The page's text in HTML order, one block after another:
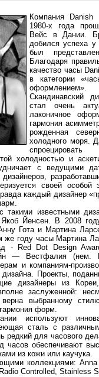
Компания Danish
1980-х года
Вейс в Дании.
добился успеха
был
Благодаря
качество часы
в категории
оформлением».
Скандинавский
стал очень
лаконичное
гармония
рожденная
холодного моря.
холодностью и
с ведущими
своей
каждый дизайнер
такими известными
Йенсен. В 2008
Гота и Мартина
году часы Мартина
- Red Dot Design
— Вестфалия (нем.
и компаниям-
Проекты,
дизайнеры из
заслуженной:
выбранному
форм.
используют
сталь с
редкий для часового
часов обеспечивают
из кожи или каучука.
коллекциями:
Controlled, Stainless